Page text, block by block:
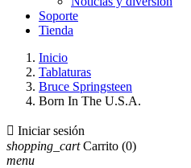
Soporte
Tienda
Inicio
Tablaturas
Bruce Springsteen
Born In The U.S.A.
 Iniciar sesión
shopping_cart Carrito (0)
menu